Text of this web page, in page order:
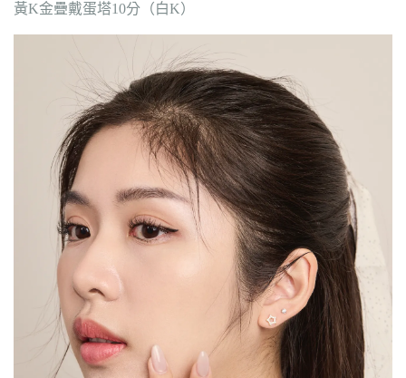
黃K金疊戴蛋塔10分（白K）